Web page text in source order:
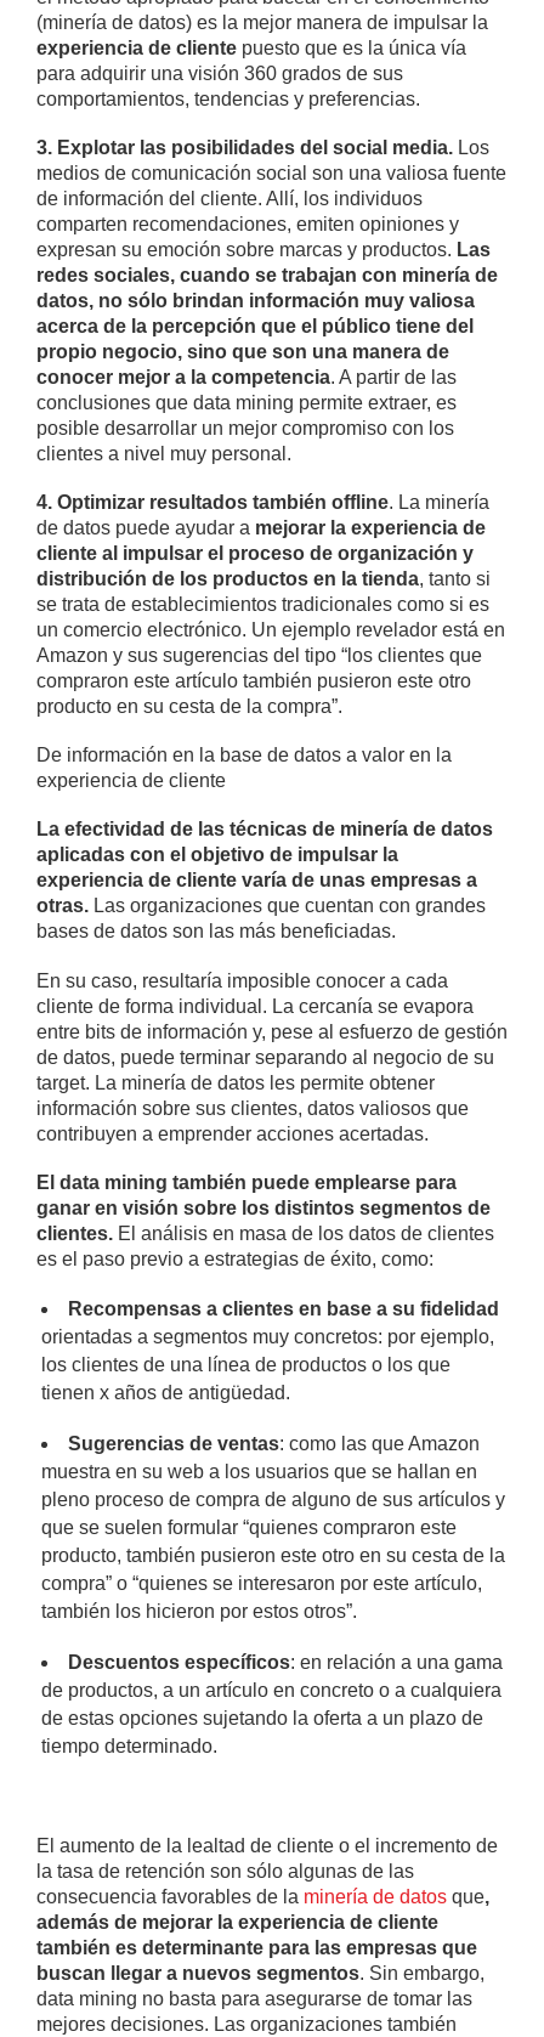
(minería de datos) es la mejor manera de impulsar la
experiencia de cliente puesto que es la única vía
para adquirir una visión 360 grados de sus
comportamientos, tendencias y preferencias.
3. Explotar las posibilidades del social media. Los
medios de comunicación social son una valiosa fuente
de información del cliente. Allí, los individuos
comparten recomendaciones, emiten opiniones y
expresan su emoción sobre marcas y productos. Las
redes sociales, cuando se trabajan con minería de
datos, no sólo brindan información muy valiosa
acerca de la percepción que el público tiene del
propio negocio, sino que son una manera de
conocer mejor a la competencia. A partir de las
conclusiones que data mining permite extraer, es
posible desarrollar un mejor compromiso con los
clientes a nivel muy personal.
4. Optimizar resultados también offline. La minería
de datos puede ayudar a mejorar la experiencia de
cliente al impulsar el proceso de organización y
distribución de los productos en la tienda, tanto si
se trata de establecimientos tradicionales como si es
un comercio electrónico. Un ejemplo revelador está en
Amazon y sus sugerencias del tipo “los clientes que
compraron este artículo también pusieron este otro
producto en su cesta de la compra”.
De información en la base de datos a valor en la
experiencia de cliente
La efectividad de las técnicas de minería de datos
aplicadas con el objetivo de impulsar la
experiencia de cliente varía de unas empresas a
otras. Las organizaciones que cuentan con grandes
bases de datos son las más beneficiadas.
En su caso, resultaría imposible conocer a cada
cliente de forma individual. La cercanía se evapora
entre bits de información y, pese al esfuerzo de gestión
de datos, puede terminar separando al negocio de su
target. La minería de datos les permite obtener
información sobre sus clientes, datos valiosos que
contribuyen a emprender acciones acertadas.
El data mining también puede emplearse para
ganar en visión sobre los distintos segmentos de
clientes. El análisis en masa de los datos de clientes
es el paso previo a estrategias de éxito, como:
Recompensas a clientes en base a su fidelidad
orientadas a segmentos muy concretos: por ejemplo,
los clientes de una línea de productos o los que
tienen x años de antigüedad.
Sugerencias de ventas: como las que Amazon
muestra en su web a los usuarios que se hallan en
pleno proceso de compra de alguno de sus artículos y
que se suelen formular “quienes compraron este
producto, también pusieron este otro en su cesta de la
compra” o “quienes se interesaron por este artículo,
también los hicieron por estos otros”.
Descuentos específicos: en relación a una gama
de productos, a un artículo en concreto o a cualquiera
de estas opciones sujetando la oferta a un plazo de
tiempo determinado.
El aumento de la lealtad de cliente o el incremento de
la tasa de retención son sólo algunas de las
consecuencia favorables de la minería de datos que,
además de mejorar la experiencia de cliente
también es determinante para las empresas que
buscan llegar a nuevos segmentos. Sin embargo,
data mining no basta para asegurarse de tomar las
mejores decisiones. Las organizaciones también